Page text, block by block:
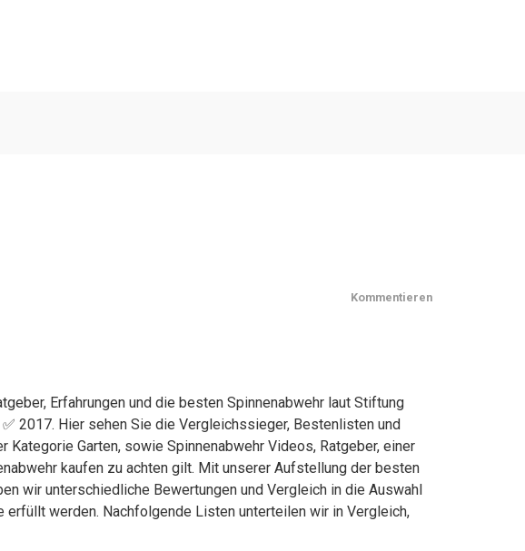
Kommentieren
Erfahrungen und die besten Spinnenabwehr laut Stiftung
2017. Hier sehen Sie die Vergleichssieger, Bestenlisten und
Garten, sowie Spinnenabwehr Videos, Ratgeber, einer
kaufen zu achten gilt. Mit unserer Aufstellung der besten
wir unterschiedliche Bewertungen und Vergleich in die Auswahl
werden. Nachfolgende Listen unterteilen wir in Vergleich,